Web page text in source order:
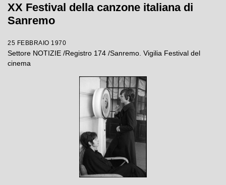
XX Festival della canzone italiana di
Sanremo
25 FEBBRAIO 1970
Settore NOTIZIE /Registro 174 /Sanremo. Vigilia Festival del
cinema